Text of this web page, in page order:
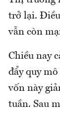
trở lại.
vẫn còn
Chiều nay
đẩy quy
vốn này
tuần. Sau